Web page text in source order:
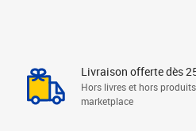
Livraison offerte dès
Hors livres et hors produits
marketplace